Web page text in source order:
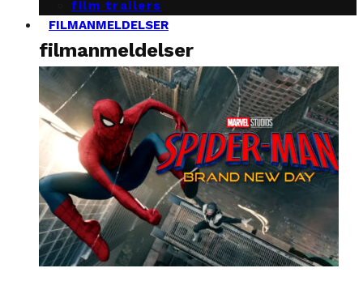
film trailers
FILMANMELDELSER
filmanmeldelser